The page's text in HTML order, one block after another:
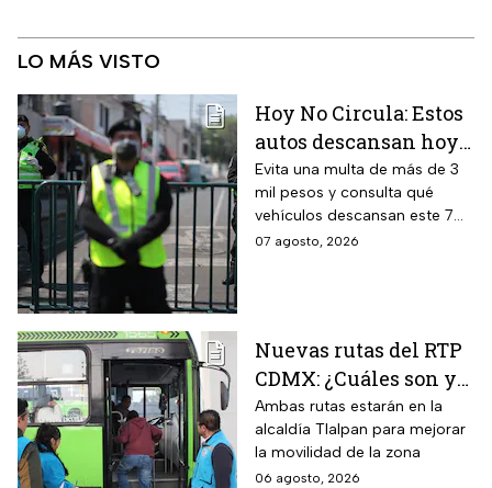
LO MÁS VISTO
Hoy No Circula: Estos
autos descansan hoy
viernes 7 de agosto en
CDMX y EDOMEX
Evita una multa de más de 3
mil pesos y consulta qué
vehículos descansan este 7
de agosto, los horarios del
07 agosto, 2026
Nuevas rutas del RTP
CDMX: ¿Cuáles son y
con qué estaciones
del Metrobús
conectan?
Ambas rutas estarán en la
alcaldía Tlalpan para mejorar
la movilidad de la zona
06 agosto, 2026